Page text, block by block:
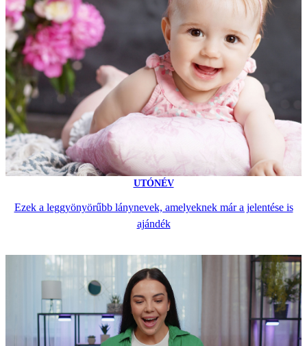
UTÓNÉV
Ezek a leggyönyörűbb lánynevek, amelyeknek már a jelentése is
ajándék